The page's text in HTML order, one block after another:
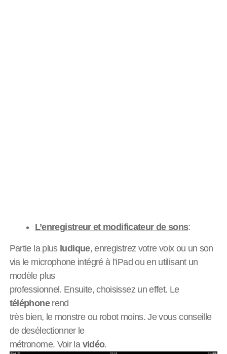
L’enregistreur et modificateur de sons:
Partie la plus ludique, enregistrez votre voix ou un son
via le microphone intégré à l’iPad ou en utilisant un
modèle plus
professionnel. Ensuite, choisissez un effet. Le
téléphonerend
très bien, le monstre ou robot moins. Je vous conseille
de desélectionner le
métronome. Voir la vidéo.